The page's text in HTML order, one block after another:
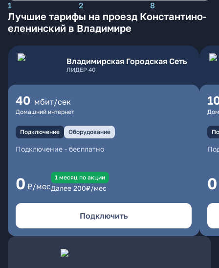
1 2 8
Лучшие тарифы на проезд Константино-
еленинский в Владимире
Владимирская Городская Сеть
ЛИДЕР 40
40 мбит/сек
Домашний интернет
Подключение Оборудование
Подключение - бесплатно
0 ₽/мес
1 месяц по акции
Далее 200₽/мес
Подключить
0